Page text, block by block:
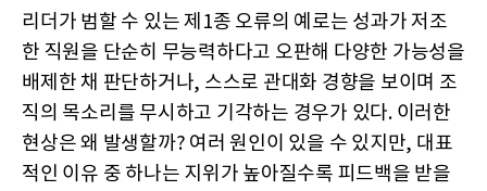
리더가 범할 수 있는 제1종 오류의 예로는 성과가 저조
한 직원을 단순히 무능력하다고 오판해 다양한 가능성을
배제한 채 판단하거나, 스스로 관대화 경향을 보이며 조
직의 목소리를 무시하고 기각하는 경우가 있다. 이러한
현상은 왜 발생할까? 여러 원인이 있을 수 있지만, 대표
적인 이유 중 하나는 지위가 높아질수록 피드백을 받을